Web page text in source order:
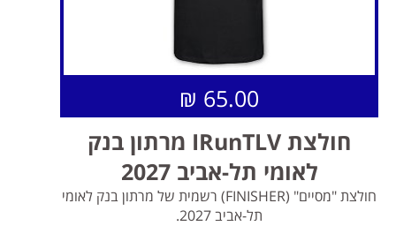
65.00 ₪
חולצת IRunTLV מרתון בנק
לאומי תל-אביב 2027
חולצת "מסיים" (FINISHER) רשמית של מרתון בנק לאומי
תל-אביב 2027.